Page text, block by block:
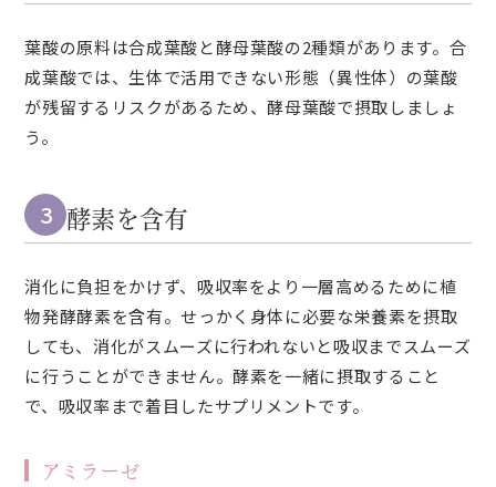
葉酸の原料は合成葉酸と酵母葉酸の2種類があります。合
成葉酸では、生体で活用できない形態（異性体）の葉酸
が残留するリスクがあるため、酵母葉酸で摂取しましょ
う。
3 酵素を含有
消化に負担をかけず、吸収率をより一層高めるために植
物発酵酵素を含有。せっかく身体に必要な栄養素を摂取
しても、消化がスムーズに行われないと吸収までスムーズ
に行うことができません。酵素を一緒に摂取すること
で、吸収率まで着目したサプリメントです。
アミラーゼ